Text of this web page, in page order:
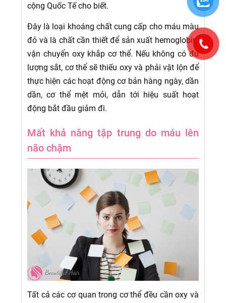
cộng Quốc Tế cho biết.
Đây là loại khoáng chất cung cấp cho máu màu
đỏ và là chất cần thiết để sản xuất hemoglobin,
vận chuyển oxy khắp cơ thể. Nếu không có đủ
lượng sắt, cơ thể sẽ thiếu oxy và phải vật lộn để
thực hiện các hoạt động cơ bản hàng ngày, dần
dần, cơ thể mệt mỏi, dẫn tới hiệu suất hoạt
động bắt đầu giảm đi.
Mất khả năng tập trung do máu lên
não chậm
Tất cả các cơ quan trong cơ thể đều cần oxy và